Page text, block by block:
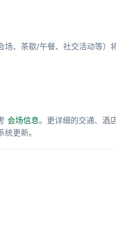
场、茶歇/午餐、社交活动等）
会场信息。更详细的交通、酒
更新。